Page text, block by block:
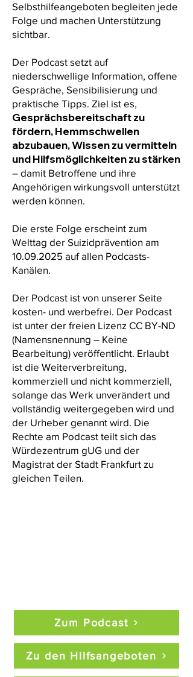
Selbsthilfeangeboten begleiten jede
Folge und machen Unterstützung
sichtbar.
Der Podcast setzt auf
niederschwellige Information, offene
Gespräche, Sensibilisierung und
praktische Tipps. Ziel ist es,
Gesprächsbereitschaft zu
fördern, Hemmschwellen
abzubauen, Wissen zu vermitteln
und Hilfsmöglichkeiten zu stärken
– damit Betroffene und ihre
Angehörigen wirkungsvoll unterstützt
werden können.
Die erste Folge erscheint zum
Welttag der Suizidprävention am
10.09.2025 auf allen Podcasts-
Kanälen.
Der Podcast ist von unserer Seite
kosten- und werbefrei. Der Podcast
ist unter der freien Lizenz CC BY-ND
(Namensnennung – Keine
Bearbeitung) veröffentlicht. Erlaubt
ist die Weiterverbreitung,
kommerziell und nicht kommerziell,
solange das Werk unverändert und
vollständig weitergegeben wird und
der Urheber genannt wird. Die
Rechte am Podcast teilt sich das
Würdezentrum gUG und der
Magistrat der Stadt Frankfurt zu
gleichen Teilen.
Zum Podcast
Zu den Hilfsangeboten